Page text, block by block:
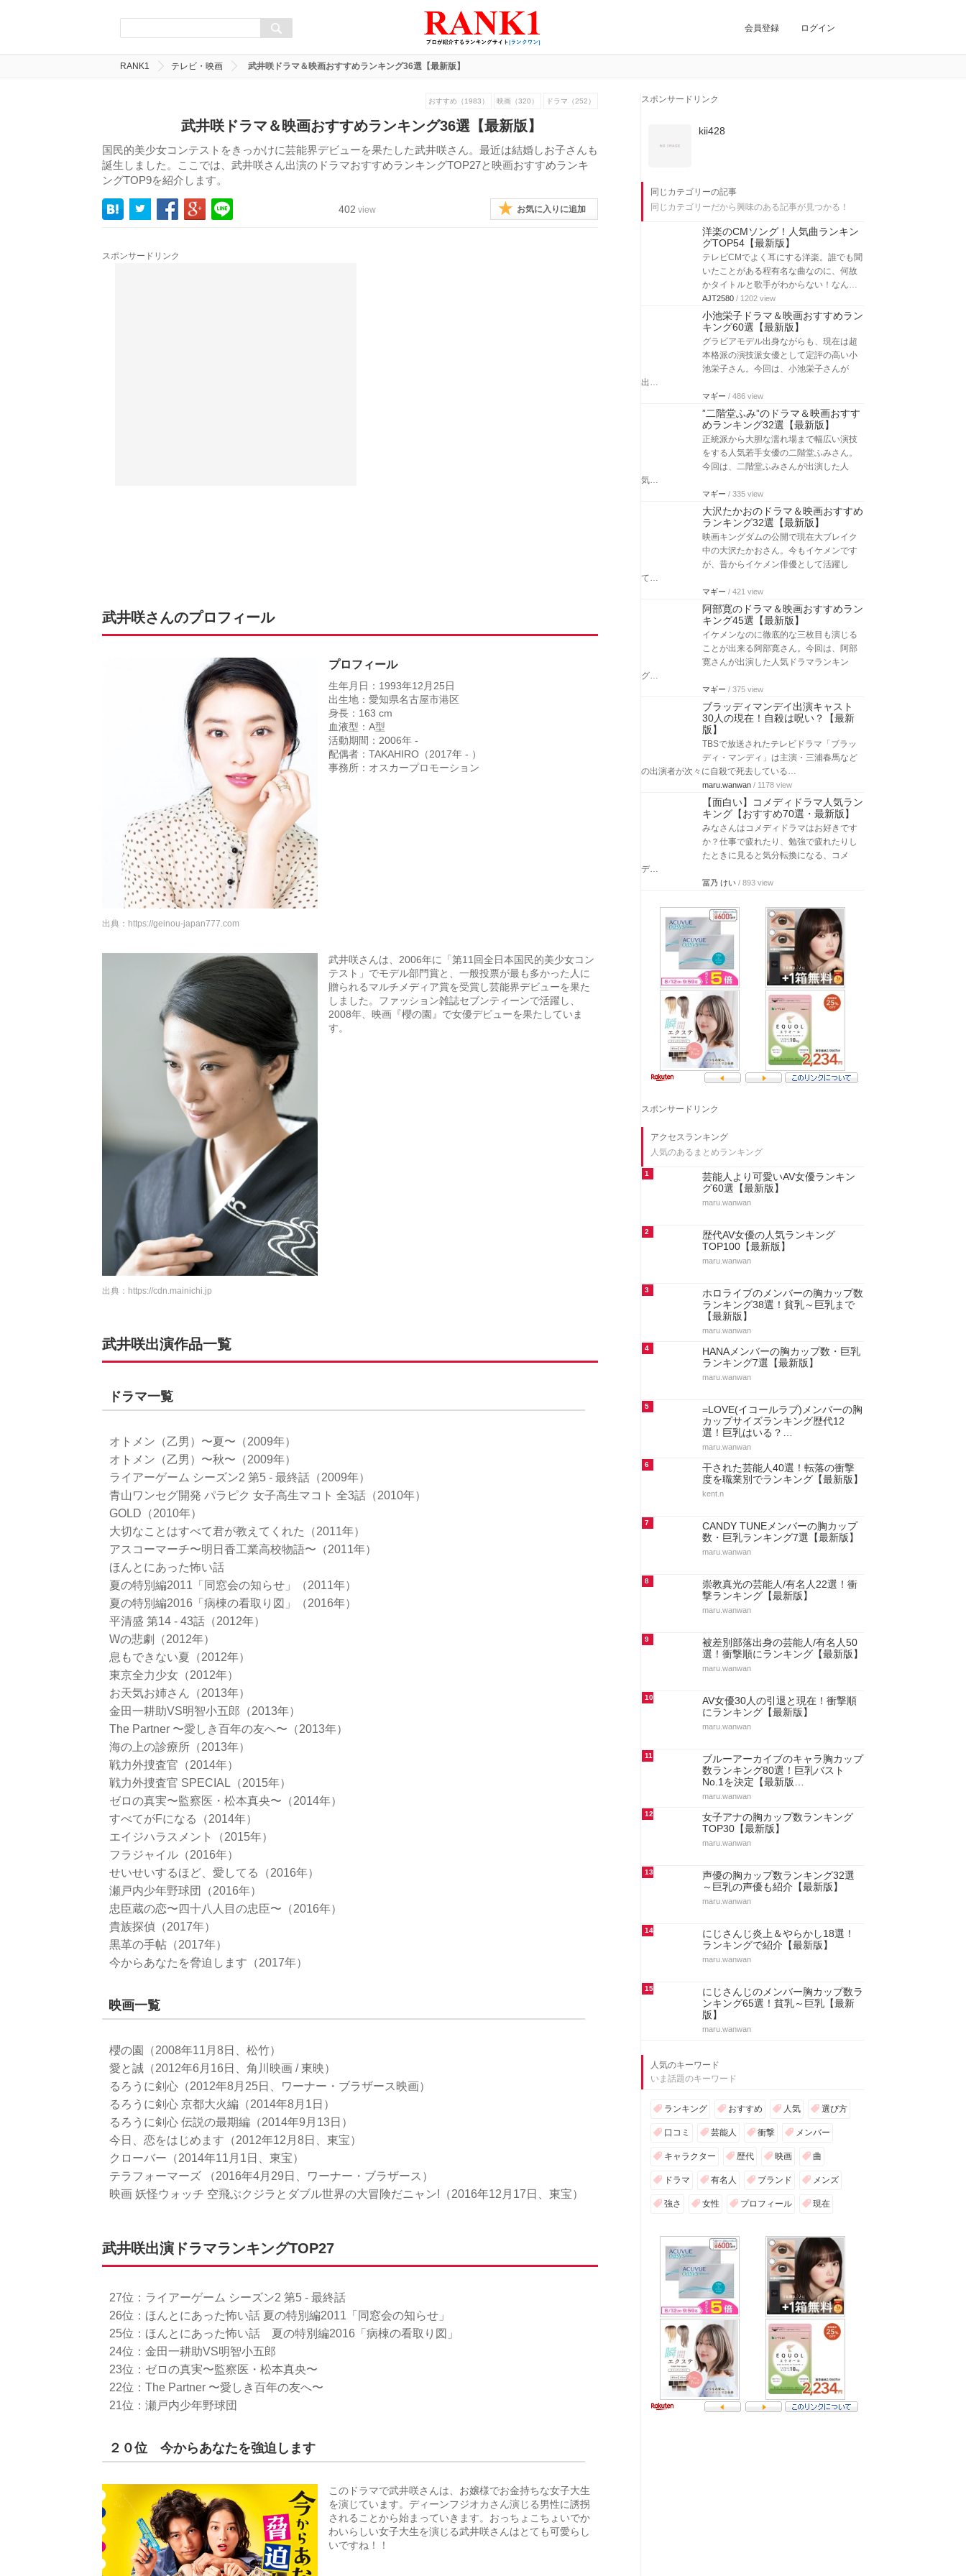
会員登録 ログイン
RANK1 テレビ・映画 武井咲ドラマ＆映画おすすめランキング36選【最新版】
おすすめ（1983） 映画（320） ドラマ（252）
武井咲ドラマ＆映画おすすめランキング36選【最新版】
国民的美少女コンテストをきっかけに芸能界デビューを果たした武井咲さん。最近は結婚しお子さんも
誕生しました。ここでは、武井咲さん出演のドラマおすすめランキングTOP27と映画おすすめランキ
ングTOP9を紹介します。
402 view お気に入りに追加
スポンサードリンク
武井咲さんのプロフィール
プロフィール
生年月日：1993年12月25日
出生地：愛知県名古屋市港区
身長：163 cm
血液型：A型
活動期間：2006年 -
配偶者：TAKAHIRO（2017年 - ）
事務所：オスカープロモーション
出典： https://geinou-japan777.com
武井咲さんは、2006年に「第11回全日本国民的美少女コン
テスト」でモデル部門賞と、一般投票が最も多かった人に
贈られるマルチメディア賞を受賞し芸能界デビューを果た
しました。ファッション雑誌セブンティーンで活躍し、
2008年、映画『櫻の園』で女優デビューを果たしていま
す。
出典： https://cdn.mainichi.jp
武井咲出演作品一覧
ドラマ一覧
オトメン（乙男）〜夏〜（2009年）
オトメン（乙男）〜秋〜（2009年）
ライアーゲーム シーズン2 第5 - 最終話（2009年）
青山ワンセグ開発 パラピク 女子高生マコト 全3話（2010年）
GOLD（2010年）
大切なことはすべて君が教えてくれた（2011年）
アスコーマーチ〜明日香工業高校物語〜（2011年）
ほんとにあった怖い話
夏の特別編2011「同窓会の知らせ」（2011年）
夏の特別編2016「病棟の看取り図」（2016年）
平清盛 第14 - 43話（2012年）
Wの悲劇（2012年）
息もできない夏（2012年）
東京全力少女（2012年）
お天気お姉さん（2013年）
金田一耕助VS明智小五郎（2013年）
The Partner 〜愛しき百年の友へ〜（2013年）
海の上の診療所（2013年）
戦力外捜査官（2014年）
戦力外捜査官 SPECIAL（2015年）
ゼロの真実〜監察医・松本真央〜（2014年）
すべてがFになる（2014年）
エイジハラスメント（2015年）
フラジャイル（2016年）
せいせいするほど、愛してる（2016年）
瀬戸内少年野球団（2016年）
忠臣蔵の恋〜四十八人目の忠臣〜（2016年）
貴族探偵（2017年）
黒革の手帖（2017年）
今からあなたを脅迫します（2017年）
映画一覧
櫻の園（2008年11月8日、松竹）
愛と誠（2012年6月16日、角川映画 / 東映）
るろうに剣心（2012年8月25日、ワーナー・ブラザース映画）
るろうに剣心 京都大火編（2014年8月1日）
るろうに剣心 伝説の最期編（2014年9月13日）
今日、恋をはじめます（2012年12月8日、東宝）
クローバー（2014年11月1日、東宝）
テラフォーマーズ （2016年4月29日、ワーナー・ブラザース）
映画 妖怪ウォッチ 空飛ぶクジラとダブル世界の大冒険だニャン!（2016年12月17日、東宝）
武井咲出演ドラマランキングTOP27
27位：ライアーゲーム シーズン2 第5 - 最終話
26位：ほんとにあった怖い話 夏の特別編2011「同窓会の知らせ」
25位：ほんとにあった怖い話 夏の特別編2016「病棟の看取り図」
24位：金田一耕助VS明智小五郎
23位：ゼロの真実〜監察医・松本真央〜
22位：The Partner 〜愛しき百年の友へ〜
21位：瀬戸内少年野球団
２０位 今からあなたを強迫します
このドラマで武井咲さんは、お嬢様でお金持ちな女子大生
を演じています。ディーンフジオカさん演じる男性に誘拐
されることから始まっていきます。おっちょこちょいでか
わいらしい女子大生を演じる武井咲さんはとても可愛らし
いですね！！
スポンサードリンク
kii428
同じカテゴリーの記事
同じカテゴリーだから興味のある記事が見つかる！
洋楽のCMソング！人気曲ランキン
グTOP54【最新版】
テレビCMでよく耳にする洋楽。誰でも聞
いたことがある程有名な曲なのに、何故
かタイトルと歌手がわからない！なん…
AJT2580 / 1202 view
小池栄子ドラマ＆映画おすすめラン
キング60選【最新版】
グラビアモデル出身ながらも、現在は超
本格派の演技派女優として定評の高い小
池栄子さん。今回は、小池栄子さんが
出…
マギー / 486 view
”二階堂ふみ”のドラマ＆映画おすす
めランキング32選【最新版】
正統派から大胆な濡れ場まで幅広い演技
をする人気若手女優の二階堂ふみさん。
今回は、二階堂ふみさんが出演した人
気…
マギー / 335 view
大沢たかおのドラマ＆映画おすすめ
ランキング32選【最新版】
映画キングダムの公開で現在大ブレイク
中の大沢たかおさん。今もイケメンです
が、昔からイケメン俳優として活躍し
て…
マギー / 421 view
阿部寛のドラマ＆映画おすすめラン
キング45選【最新版】
イケメンなのに徹底的な三枚目も演じる
ことが出来る阿部寛さん。今回は、阿部
寛さんが出演した人気ドラマランキン
グ…
マギー / 375 view
ブラッディマンデイ出演キャスト
30人の現在！自殺は呪い？【最新
版】
TBSで放送されたテレビドラマ「ブラッ
ディ・マンディ」は主演・三浦春馬など
の出演者が次々に自殺で死去している…
maru.wanwan / 1178 view
【面白い】コメディドラマ人気ラン
キング【おすすめ70選・最新版】
みなさんはコメディドラマはお好きです
か？仕事で疲れたり、勉強で疲れたりし
たときに見ると気分転換になる、コメ
デ…
冨乃 けい / 893 view
スポンサードリンク
アクセスランキング
人気のあるまとめランキング
1
芸能人より可愛いAV女優ランキン
グ60選【最新版】
maru.wanwan
2
歴代AV女優の人気ランキング
TOP100【最新版】
maru.wanwan
3
ホロライブのメンバーの胸カップ数
ランキング38選！貧乳～巨乳まで
【最新版】
maru.wanwan
4
HANAメンバーの胸カップ数・巨乳
ランキング7選【最新版】
maru.wanwan
5
=LOVE(イコールラブ)メンバーの胸
カップサイズランキング歴代12
選！巨乳はいる？…
maru.wanwan
6
干された芸能人40選！転落の衝撃
度を職業別でランキング【最新版】
kent.n
7
CANDY TUNEメンバーの胸カップ
数・巨乳ランキング7選【最新版】
maru.wanwan
8
崇教真光の芸能人/有名人22選！衝
撃ランキング【最新版】
maru.wanwan
9
被差別部落出身の芸能人/有名人50
選！衝撃順にランキング【最新版】
maru.wanwan
10
AV女優30人の引退と現在！衝撃順
にランキング【最新版】
maru.wanwan
11
ブルーアーカイブのキャラ胸カップ
数ランキング80選！巨乳バスト
No.1を決定【最新版…
maru.wanwan
12
女子アナの胸カップ数ランキング
TOP30【最新版】
maru.wanwan
13
声優の胸カップ数ランキング32選
～巨乳の声優も紹介【最新版】
maru.wanwan
14
にじさんじ炎上＆やらかし18選！
ランキングで紹介【最新版】
maru.wanwan
15
にじさんじのメンバー胸カップ数ラ
ンキング65選！貧乳～巨乳【最新
版】
maru.wanwan
人気のキーワード
いま話題のキーワード
ランキング おすすめ 人気 選び方
口コミ 芸能人 衝撃 メンバー
キャラクター 歴代 映画 曲
ドラマ 有名人 ブランド メンズ
強さ 女性 プロフィール 現在